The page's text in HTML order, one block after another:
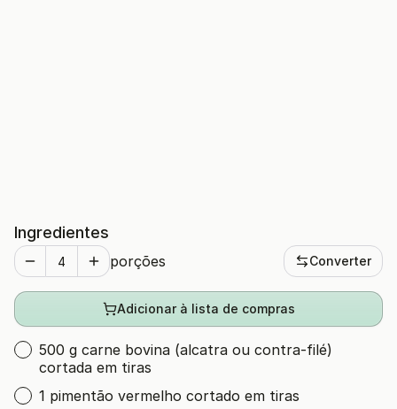
Ingredientes
porções Converter
Adicionar à lista de compras
500 g carne bovina (alcatra ou contra-filé)
cortada em tiras
1 pimentão vermelho cortado em tiras